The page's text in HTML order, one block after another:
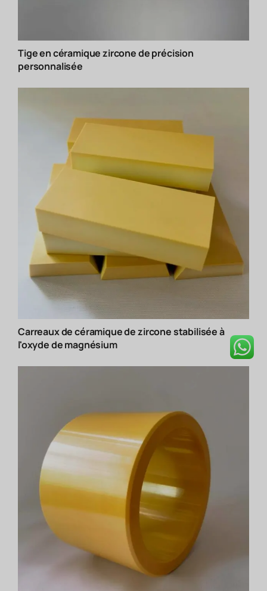
Tige en céramique zircone de précision
personnalisée
Carreaux de céramique de zircone stabilisée à
l'oxyde de magnésium